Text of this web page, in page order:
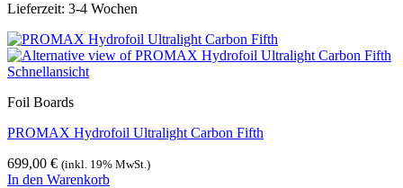
Lieferzeit: 3-4 Wochen
Schnellansicht
Foil Boards
PROMAX Hydrofoil Ultralight Carbon Fifth
699,00 € (inkl. 19% MwSt.)
In den Warenkorb